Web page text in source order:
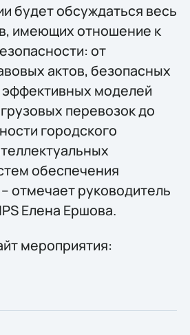
будет обсуждаться весь
имеющих отношение к
от
актов, безопасных
моделей
перевозок до
городского
обеспечения
отмечает руководитель
Елена Ершова.
мероприятия: